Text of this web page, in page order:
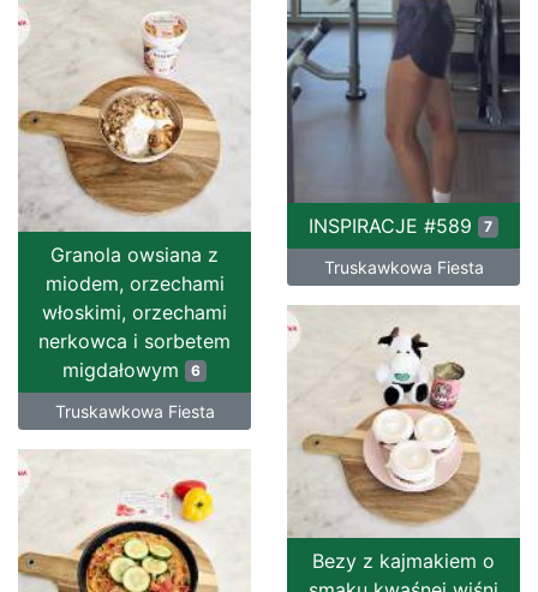
INSPIRACJE #589 7
Truskawkowa Fiesta
Granola owsiana z
miodem, orzechami
włoskimi, orzechami
nerkowca i sorbetem
migdałowym 6
Truskawkowa Fiesta
Bezy z kajmakiem o